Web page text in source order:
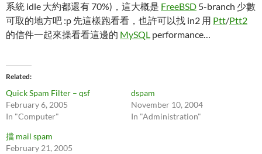
系統 idle 大約都還有 70%)，這大概是 FreeBSD 5-branch 少數
可取的地方吧 :p 先這樣跑看看，也許可以找 in2 用 Ptt/Ptt2
的信件一起來操看看這邊的 MySQL performance…
Related
Quick Spam Filter – qsf
February 6, 2005
In "Computer"
dspam
November 10, 2004
In "Administration"
擋 mail spam
February 21, 2005